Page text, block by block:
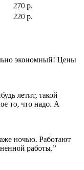
270 р.
220 р.
экономный! Цены
летит, такой
то, что надо. А
ночью. Работают
работы.”